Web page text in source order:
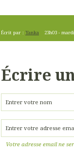
Écrit par : Yanka 23h03 -
Écrire
Votre adresse email ne